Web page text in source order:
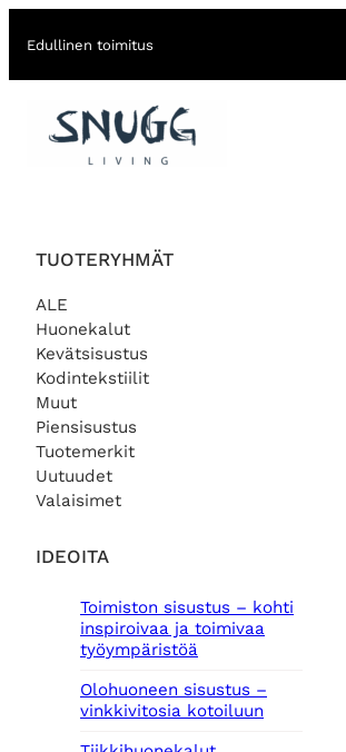
Edullinen toimitus
TUOTERYHMÄT
ALE
Huonekalut
Kevätsisustus
Kodintekstiilit
Muut
Piensisustus
Tuotemerkit
Uutuudet
Valaisimet
IDEOITA
Toimiston sisustus – kohti
inspiroivaa ja toimivaa
työympäristöä
Olohuoneen sisustus –
vinkkivitosia kotoiluun